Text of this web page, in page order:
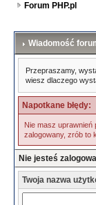
Forum PHP.pl
Wiadomość
Przepraszamy,
wiesz dlaczego
Napotkane błędy:
Nie masz uprawnień
zalogowany, zrób to
Nie jesteś
Twoja nazwa